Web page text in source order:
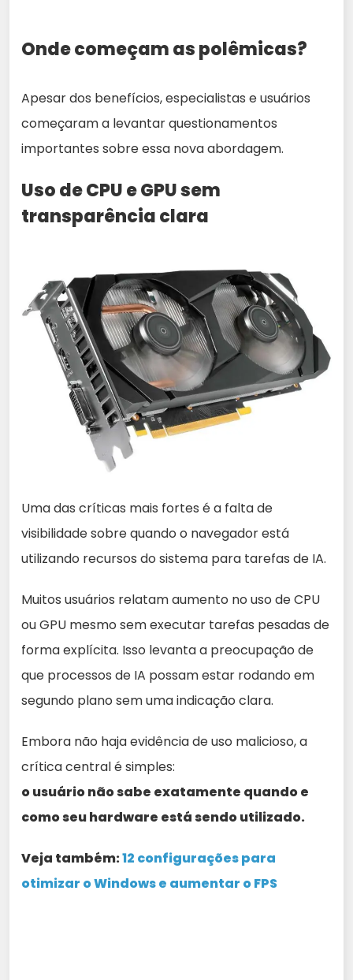
Onde começam as polêmicas?
Apesar dos benefícios, especialistas e usuários
começaram a levantar questionamentos
importantes sobre essa nova abordagem.
Uso de CPU e GPU sem
transparência clara
Uma das críticas mais fortes é a falta de
visibilidade sobre quando o navegador está
utilizando recursos do sistema para tarefas de IA.
Muitos usuários relatam aumento no uso de CPU
ou GPU mesmo sem executar tarefas pesadas de
forma explícita. Isso levanta a preocupação de
que processos de IA possam estar rodando em
segundo plano sem uma indicação clara.
Embora não haja evidência de uso malicioso, a
crítica central é simples:
o usuário não sabe exatamente quando e
como seu hardware está sendo utilizado.
Veja também:12 configurações para
otimizar o Windows e aumentar o FPS